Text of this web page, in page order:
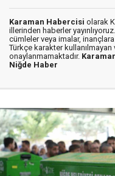
Karaman Habercisi olarak
illerinden haberler
cümleler veya imalar, inançlara
Türkçe karakter
onaylanmamaktadır.
Niğde Haber